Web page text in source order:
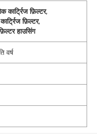
कार्ट्रिज फ़िल्टर,
फ़िल्टर,
हाउसिंग
वर्ष